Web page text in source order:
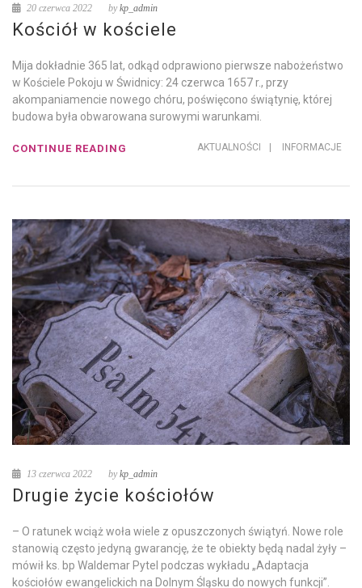
20 czerwca 2022 bykp_admin
Kościół w kościele
Mija dokładnie 365 lat, odkąd odprawiono pierwsze nabożeństwo
w Kościele Pokoju w Świdnicy: 24 czerwca 1657 r., przy
akompaniamencie nowego chóru, poświęcono świątynię, której
budowa była obwarowana surowymi warunkami.
AKTUALNOŚCI INFORMACJE
CONTINUE READING
13 czerwca 2022 bykp_admin
Drugie życie kościołów
– O ratunek wciąż woła wiele z opuszczonych świątyń. Nowe role
stanowią często jedyną gwarancję, że te obiekty będą nadal żyły –
mówił ks. bp Waldemar Pytel podczas wykładu „Adaptacja
kościołów ewangelickich na Dolnym Śląsku do nowych funkcji”.